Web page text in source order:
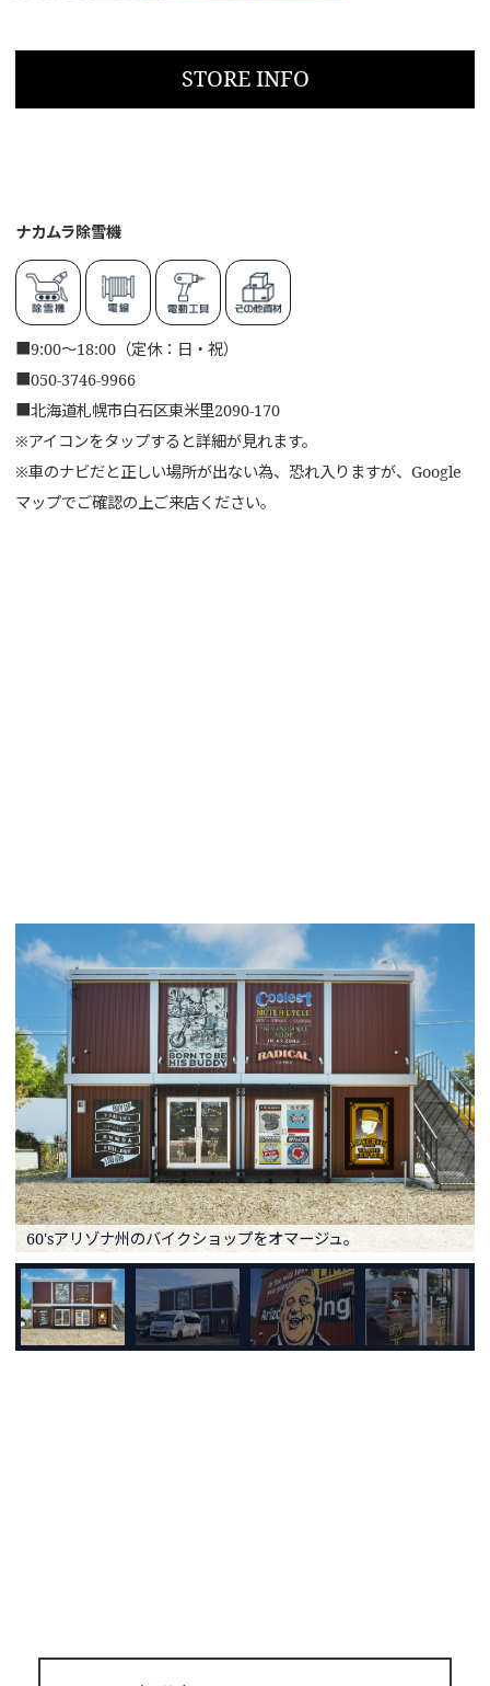
STORE INFO
ナカムラ除雪機
■9:00～18:00（定休：日・祝）
■050-3746-9966
■北海道札幌市白石区東米里2090-170
※アイコンをタップすると詳細が見れます。
※車のナビだと正しい場所が出ない為、恐れ入りますが、Google
マップでご確認の上ご来店ください。
60'sアリゾナ州のバイクショップをオマージュ。